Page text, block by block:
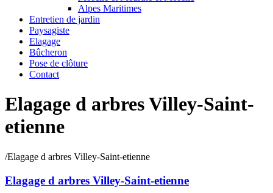
Alpes Maritimes
Entretien de jardin
Paysagiste
Elagage
Bûcheron
Pose de clôture
Contact
Elagage d arbres Villey-Saint-
etienne
/Elagage d arbres Villey-Saint-etienne
Elagage d arbres Villey-Saint-etienne